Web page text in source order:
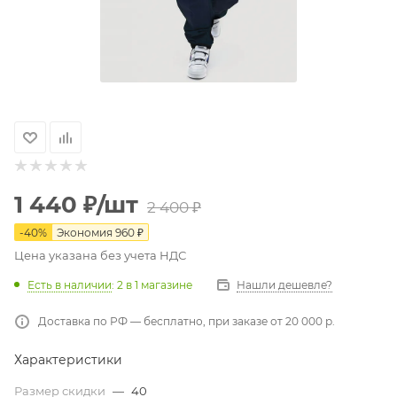
1 440 ₽/шт 2 400₽
-40% Экономия 960 ₽
Цена указана без учета НДС
Есть в наличии: 2 в 1 магазине Нашли дешевле?
Доставка по РФ — бесплатно, при заказе от 20 000 р.
Характеристики
Размер скидки — 40